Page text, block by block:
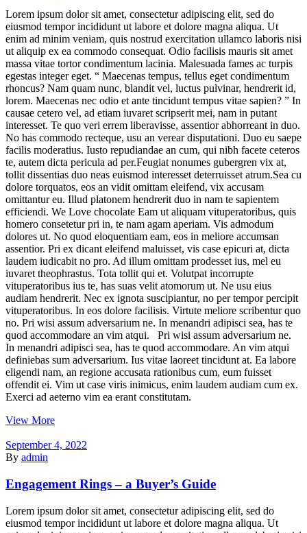
Lorem ipsum dolor sit amet, consectetur adipiscing elit, sed do
eiusmod tempor incididunt ut labore et dolore magna aliqua. Ut
enim ad minim veniam, quis nostrud exercitation ullamco laboris nisi
ut aliquip ex ea commodo consequat. Odio facilisis mauris sit amet
massa vitae tortor condimentum lacinia. Malesuada fames ac turpis
egestas integer eget. “ Maecenas tempus, tellus eget condimentum
rhoncus? Nam quam nunc, blandit vel, luctus pulvinar, hendrerit id,
lorem. Maecenas nec odio et ante tincidunt tempus vitae sapien? ” In
causae cetero vel, ad etiam iuvaret scripserit mei, nam in putant
interesset. Te quo veri errem liberavisse, assentior abhorreant in duo.
No has commodo recteque, usu an verear disputationi. Duo eu saepe
facilis moderatius. Iusto repudiandae an cum, qui nibh facete ceteros
te, autem dicta pericula ad per.Feugiat nonumes gubergren vix at,
tollit dissentias duo neas euismod interesset deterruisset atrum.Sea cu
dolore torquatos, eos an vidit omittam eleifend, vix accusam
omittantur eu. Illud platonem hendrerit duo in nam te sapientem
efficiendi. We Love chocolate Eam ut aliquam vituperatoribus, quis
homero consetetur pri in, te nam agam aperiam. Vis admodum
dolores ut. No quod eloquentiam eam, eos in meliore accumsan
assentior. Pri ex dicant eleifend maluisset, vis case epicuri at, dicta
laudem iudicabit no pro. Ad illum omittam prodesset ius, mel eu
iuvaret theophrastus. Tota tollit qui et. Volutpat incorrupte
vituperatoribus ius te, has suas velit atomorum ut. Ne usu eius
audiam hendrerit. Nec ex ignota suscipiantur, no per tempor percipit
vituperatoribus. In eos dolore facilisis. Virtute meliore scribentur quo
no. Pri wisi assum adversarium ne. In menandri adipisci sea, has te
quod accommodare an vim atqui. Pri wisi assum adversarium ne.
In menandri adipisci sea, has te quod accommodare. An vim atqui
definiebas sum adversarium. Ius vitae laoreet tincidunt at. Ea labore
eligendi nam, an regione accusata rationibus cum, eum fuisset
offendit ei. Vim ut case viris inimicus, enim laudem audiam cum ex.
Exerci ad aeterno vim ea erant constitutam.
View More
September 4, 2022
By admin
Engagement Rings – a Buyer’s Guide
Lorem ipsum dolor sit amet, consectetur adipiscing elit, sed do
eiusmod tempor incididunt ut labore et dolore magna aliqua. Ut